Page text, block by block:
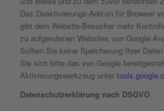
Das Deaktivierungs-Add-on für Browser
gibt dem Website-Besucher mehr
zu aufgerufenen Websites von Google
Sollten Sie keine Speicherung Ihrer
Sie sich bitte das von Google
Aktivierungswerkzeug unter
Datenschutzerklärung nach DSGVO